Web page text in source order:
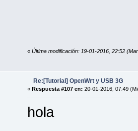
« Última modificación: 19-01-2016, 22:52
Re:[Tutorial] OpenWrt y USB 3G
« Respuesta #107 en: 20-01-2016, 07:49
hola